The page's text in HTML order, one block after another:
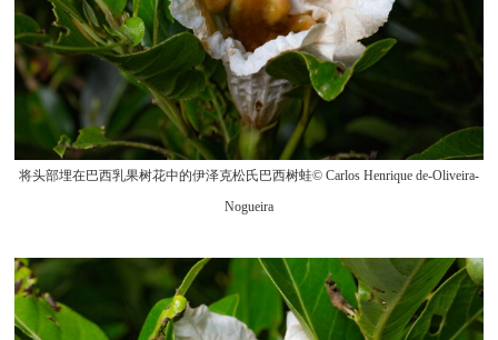
将头部埋在巴西乳果树花中的伊泽克松氏巴西树蛙© Carlos Henrique de-Oliveira-
Nogueira